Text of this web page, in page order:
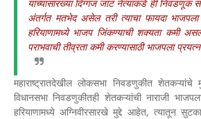
यांच्यासारख्या दिग्गज जाट नेत्याकडे ही निवडणूक
अंतर्गत मतभेद असेल तरी त्याचा फायदा भाजपला
हरियाणामध्ये भाजप जिंकण्याची शक्यता कमी
पराभवाची तीव्रता कमी करण्यासाठी भाजपला
महाराष्ट्रातदेखील लोकसभा निवडणुकीत शेतकऱ्यांचे
विधानसभा निवडणुकीतही शेतकऱ्यांची नाराजी
हरियाणामध्ये अग्निवीरसारखे मुद्दे आहेत, त्यातून